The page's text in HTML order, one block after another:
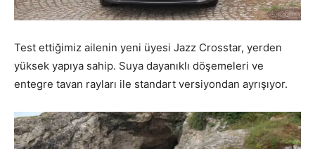
Test ettiğimiz ailenin yeni üyesi Jazz Crosstar, yerden
yüksek yapıya sahip. Suya dayanıklı döşemeleri ve
entegre tavan rayları ile standart versiyondan ayrışıyor.